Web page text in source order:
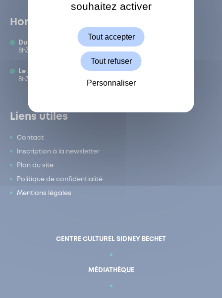
Horaires
Du lundi au vendredi :
8h30-12h/13h-17h
Le samedi :
8h30-12h
Liens utiles
Contact
Inscription à la newsletter
Plan du site
Politique de confidentialité
Mentions légales
CENTRE CULTUREL SIDNEY BECHET
MÉDIATHÈQUE
ShareThis est désactivé.
souhaitez activer
Tout accepter
Tout refuser
Personnaliser